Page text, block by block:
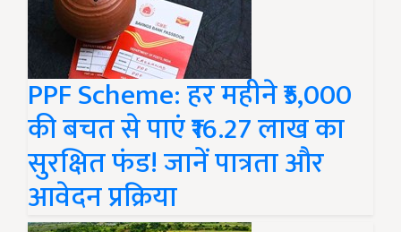
PPF Scheme: हर महीने ₹5,000
की बचत से पाएं ₹16.27 लाख का
सुरक्षित फंड! जानें पात्रता और
आवेदन प्रक्रिया